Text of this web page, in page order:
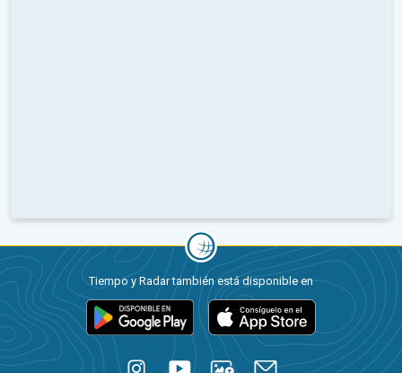
Tiempo y Radar también está disponible en